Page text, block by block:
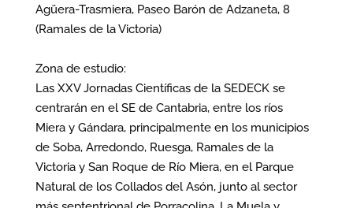
Agüera-Trasmiera, Paseo Barón de Adzaneta, 8
(Ramales de la Victoria)
Zona de estudio:
Las XXV Jornadas Científicas de la SEDECK se
centrarán en el SE de Cantabria, entre los ríos
Miera y Gándara, principalmente en los municipios
de Soba, Arredondo, Ruesga, Ramales de la
Victoria y San Roque de Río Miera, en el Parque
Natural de los Collados del Asón, junto al sector